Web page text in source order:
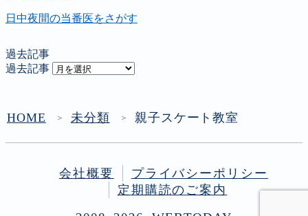
日中夜間の当番医をさがす
過去記事
過去記事
HOME ＞ 未分類 ＞ 親子スケート教室
会社概要
プライバシーポリシー
定期購読のご案内